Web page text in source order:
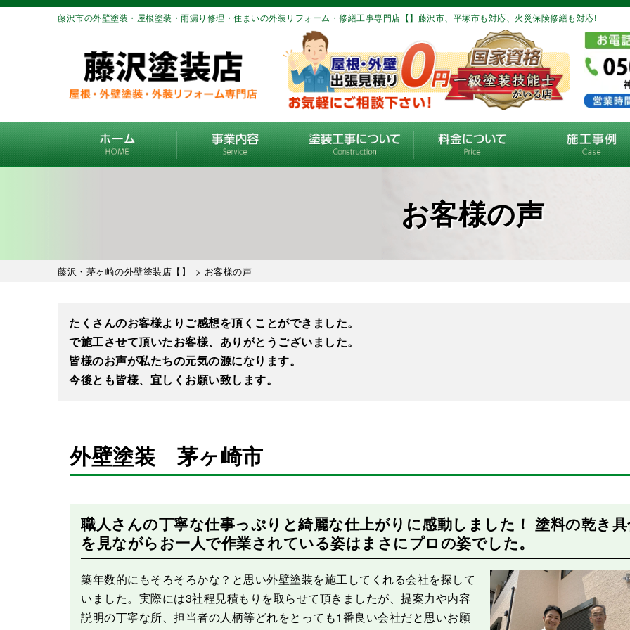
藤沢市の外壁塗装・屋根塗装・雨漏り修理・住まいの外装リフォーム・修繕工事専門店【】藤沢市、平塚市も対応、火災保険修繕も対応!
お客様の声
藤沢・茅ヶ崎の外壁塗装店【】 > お客様の声
たくさんのお客様よりご感想を頂くことができました。
で施工させて頂いたお客様、ありがとうございました。
皆様のお声が私たちの元気の源になります。
今後とも皆様、宜しくお願い致します。
外壁塗装 茅ヶ崎市
Before After
職人さんの丁寧な仕事っぷりと綺麗な仕上がりに感動しました！ 塗料の乾き具
を見ながらお一人で作業されている姿はまさにプロの姿でした。
築年数的にもそろそろかな？と思い外壁塗装を施工してくれる会社を探して
いました。実際には3社程見積もりを取らせて頂きましたが、提案力や内容
説明の丁寧な所、担当者の人柄等どれをとっても1番良い会社だと思いお願